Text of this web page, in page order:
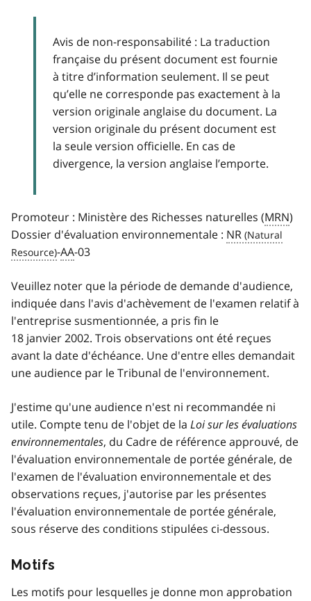
Avis de non-responsabilité : La traduction
française du présent document est fournie
à titre d’information seulement. Il se peut
qu’elle ne corresponde pas exactement à la
version originale anglaise du document. La
version originale du présent document est
la seule version officielle. En cas de
divergence, la version anglaise l’emporte.
Promoteur : Ministère des Richesses naturelles (MRN)
Dossier d'évaluation environnementale : NR
-AA-03
Veuillez noter que la période de demande d'audience,
indiquée dans l'avis d'achèvement de l'examen relatif à
l'entreprise susmentionnée, a pris fin le
18 janvier 2002. Trois observations ont été reçues
avant la date d'échéance. Une d'entre elles demandait
une audience par le Tribunal de l'environnement.
J'estime qu'une audience n'est ni recommandée ni
utile. Compte tenu de l'objet de la Loi sur les évaluations
environnementales, du Cadre de référence approuvé, de
l'évaluation environnementale de portée générale, de
l'examen de l'évaluation environnementale et des
observations reçues, j'autorise par les présentes
l'évaluation environnementale de portée générale,
sous réserve des conditions stipulées ci-dessous.
Motifs
Les motifs pour lesquelles je donne mon approbation